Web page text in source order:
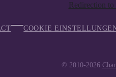
Redirection
COOKIE
© 2010-2026